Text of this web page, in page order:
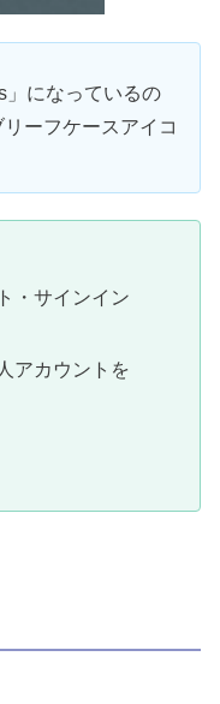
」になっているの
ーフケースアイコ
・サインイン
アカウントを